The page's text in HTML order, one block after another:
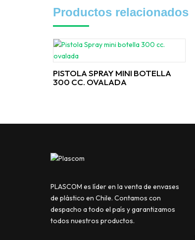
Productos relacionados
PISTOLA SPRAY MINI BOTELLA
300 CC. OVALADA
PLASCOM es líder en la venta de envases
de plástico en Chile. Contamos con
despacho a todo el país y garantizamos
todos nuestros productos.